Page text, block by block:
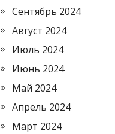
Сентябрь 2024
Август 2024
Июль 2024
Июнь 2024
Май 2024
Апрель 2024
Март 2024